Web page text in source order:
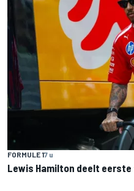
FORMULE 17 u
Lewis Hamilton deelt